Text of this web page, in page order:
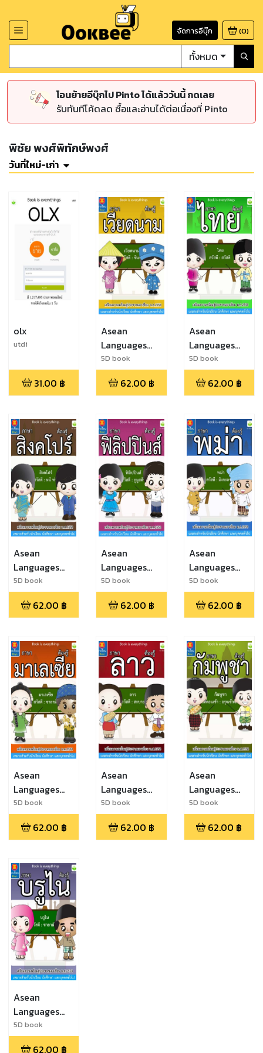
จัดการอีบุ๊ก (0)
ทั้งหมด
โอนย้ายอีบุ๊กไป Pinto ได้แล้ววันนี้ กดเลย
รับทันทีโค้ดลด ซื้อและอ่านได้ต่อเนื่องที่ Pinto
พิชัย พงศ์พิทักษ์พงศ์
วันที่ใหม่-เก่า
olx
utdi
31.00 ฿
Asean
Languages
Vietnam
5D book
62.00 ฿
Asean
Languages
Thailand
5D book
62.00 ฿
Asean
Languages
Singapore
5D book
62.00 ฿
Asean
Languages
Philippelines
5D book
62.00 ฿
Asean
Languages
Myanmar
5D book
62.00 ฿
Asean
Languages
Malaysia
5D book
62.00 ฿
Asean
Languages
Lao
5D book
62.00 ฿
Asean
Languages
Cambodia
5D book
62.00 ฿
Asean
Languages
Brunei
5D book
62.00 ฿